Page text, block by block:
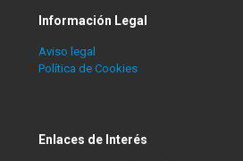
Información Legal
Aviso legal
Política de Cookies
Enlaces de Interés